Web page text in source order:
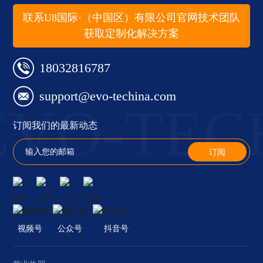
视频号 公众号 抖音号
联系U8国际·（中国区）有限公司官网技术团队
获取定制化解决方案
18032816787
support@evo-techina.com
订阅我们的最新动态
订阅